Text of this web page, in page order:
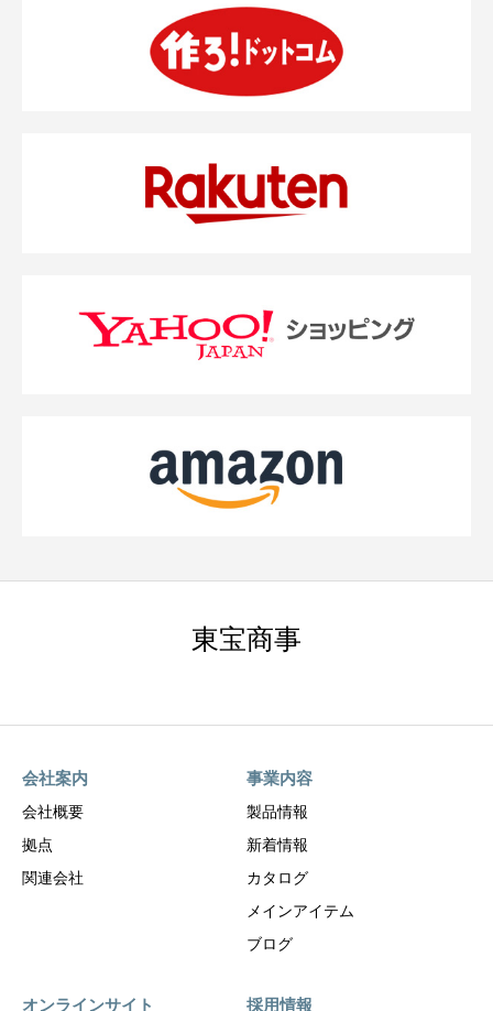
東宝商事
会社案内
会社概要
拠点
関連会社
事業内容
製品情報
新着情報
カタログ
メインアイテム
ブログ
オンラインサイト 採用情報